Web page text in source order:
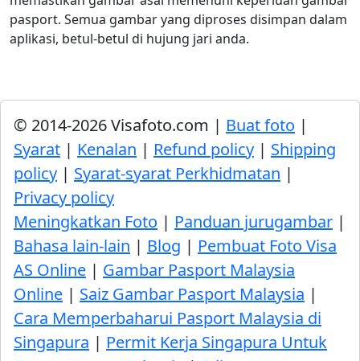
pasport. Semua gambar yang diproses disimpan dalam
aplikasi, betul-betul di hujung jari anda.
© 2014-2026 Visafoto.com | Buat foto |
Syarat | Kenalan | Refund policy | Shipping
policy | Syarat-syarat Perkhidmatan |
Privacy policy
Meningkatkan Foto | Panduan jurugambar |
Bahasa lain-lain | Blog | Pembuat Foto Visa
AS Online | Gambar Pasport Malaysia
Online | Saiz Gambar Pasport Malaysia |
Cara Memperbaharui Pasport Malaysia di
Singapura | Permit Kerja Singapura Untuk